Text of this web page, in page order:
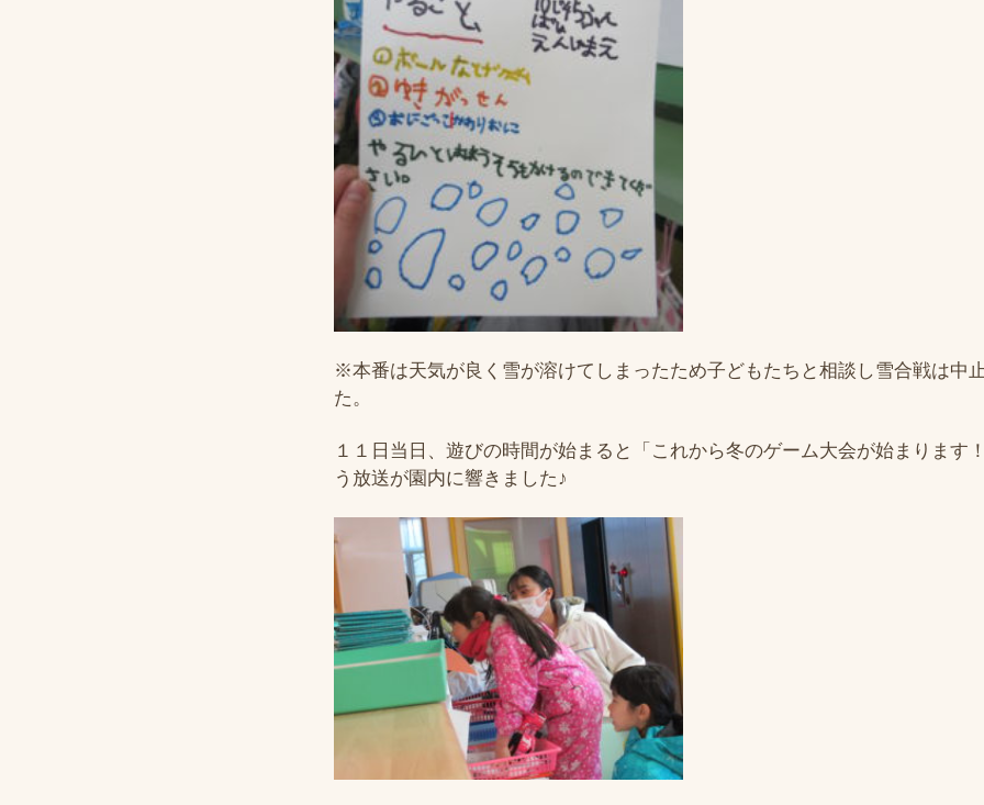
※本番は天気が良く雪が溶けてしまったため子どもたちと相談し雪合戦は中
た。
１１日当日、遊びの時間が始まると「これから冬のゲーム大会が始まります
う放送が園内に響きました♪